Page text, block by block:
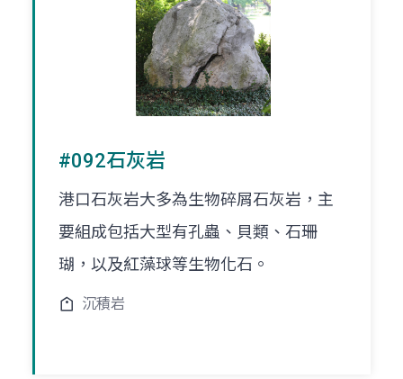
#092石灰岩
港口石灰岩大多為生物碎屑石灰岩，主
要組成包括大型有孔蟲、貝類、石珊
瑚，以及紅藻球等生物化石。
沉積岩